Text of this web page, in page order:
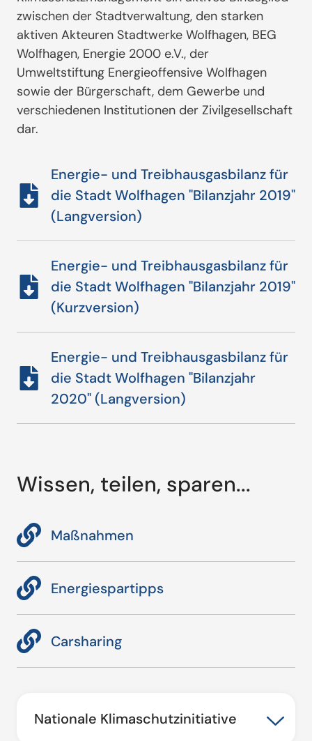
zwischen der Stadtverwaltung, den starken
aktiven Akteuren Stadtwerke Wolfhagen, BEG
Wolfhagen, Energie 2000 e.V., der
Umweltstiftung Energieoffensive Wolfhagen
sowie der Bürgerschaft, dem Gewerbe und
verschiedenen Institutionen der Zivilgesellschaft
dar.
Energie- und Treibhausgasbilanz für
die Stadt Wolfhagen "Bilanzjahr 2019"
(Langversion)
Energie- und Treibhausgasbilanz für
die Stadt Wolfhagen "Bilanzjahr 2019"
(Kurzversion)
Energie- und Treibhausgasbilanz für
die Stadt Wolfhagen "Bilanzjahr
2020" (Langversion)
Wissen, teilen, sparen...
Maßnahmen
Energiespartipps
Carsharing
Nationale Klimaschutzinitiative